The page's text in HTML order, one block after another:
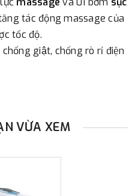
tác động massage của
tốc độ.
giật, chống rò rỉ điện
VỪA XEM